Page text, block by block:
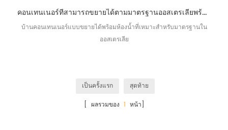
คอนเทนเนอร์ที่สามารถขยายได้ตามมาตรฐานออสเตรเลียพร้อมห้องน้ำ
บ้านคอนเทนเนอร์แบบขยายได้พร้อมห้องน้ำที่เหมาะสำหรับมาตรฐานใน
ออสเตรเลีย
เป็นครั้งแรก
สุดท้าย
[ ผลรวมของ 1 หน้า]